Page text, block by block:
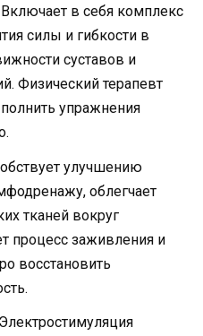
Включает в себя комплекс
силы и гибкости в
суставов и
Физический терапевт
упражнения
улучшению
облегчает
тканей вокруг
процесс заживления и
восстановить
Электростимуляция